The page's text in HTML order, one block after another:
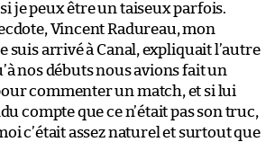
je peux être un taiseux parfois.
Vincent Radureau, mon
suis arrivé à Canal, expliquait l’autre
nos débuts nous avions fait un
commenter un match, et si lui
compte que ce n’était pas son truc,
c’était assez naturel et surtout que